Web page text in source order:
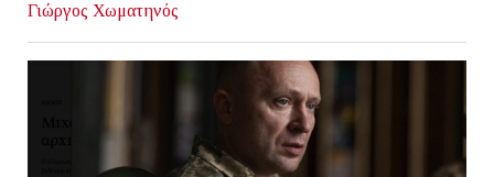
Γιώργος Χωματηνός